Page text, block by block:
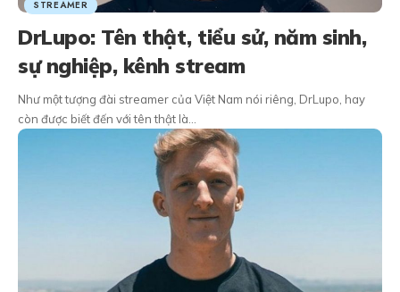
STREAMER
DrLupo: Tên thật, tiểu sử, năm sinh,
sự nghiệp, kênh stream
Như một tượng đài streamer của Việt Nam nói riêng, DrLupo, hay
còn được biết đến với tên thật là…